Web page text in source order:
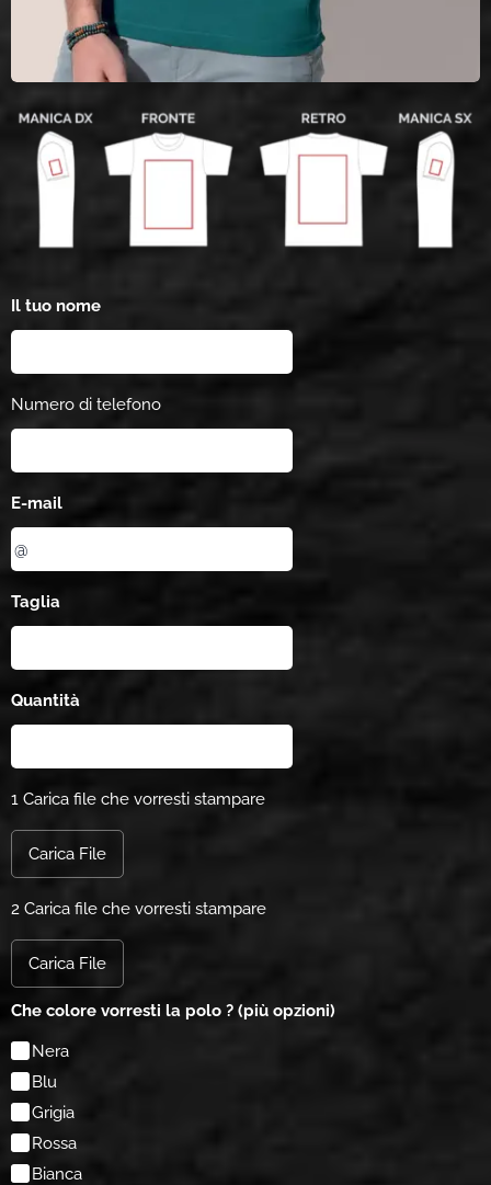
Il tuo nome
Numero di telefono
E-mail
Taglia
Quantità
1 Carica file che vorresti stampare
Carica File
2 Carica file che vorresti stampare
Carica File
Che colore vorresti la polo ? (più opzioni)
Nera
Blu
Grigia
Rossa
Bianca